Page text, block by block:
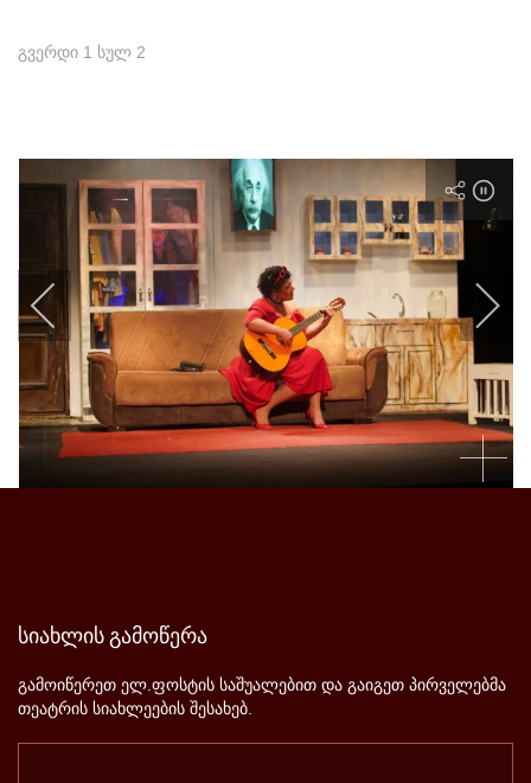
გვერდი 1 სულ 2
სიახლისგამოწერა
გამოიწერეთ ელ.ფოსტის საშუალებით და გაიგეთ პირველებმა
თეატრის სიახლეების შესახებ.